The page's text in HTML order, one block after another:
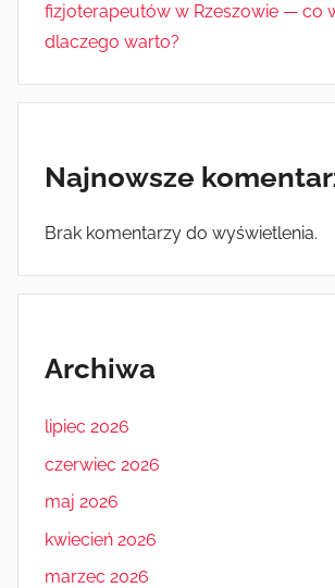
fizjoterapeutów w Rzeszowie — co
dlaczego warto?
Najnowsze
Brak komentarzy do wyświetlenia.
Archiwa
lipiec 2026
czerwiec 2026
maj 2026
kwiecień 2026
marzec 2026